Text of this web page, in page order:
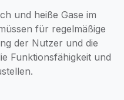
und heiße Gase im
für regelmäßige
der Nutzer und die
Funktionsfähigkeit und